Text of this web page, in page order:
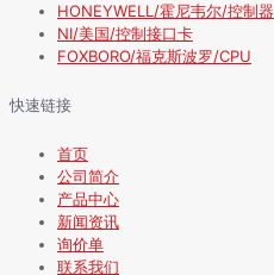
HONEYWELL/霍尼韦尔/控制器
NI/美国/控制接口卡
FOXBORO/福克斯波罗/CPU
快速链接
首页
公司简介
产品中心
新闻资讯
询价单
联系我们